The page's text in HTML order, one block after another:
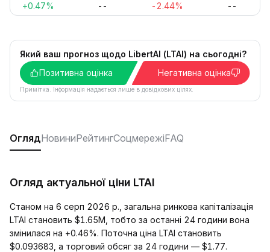
+0.47% -- -2.44% --
Який ваш прогноз щодо LibertAI (LTAI) на сьогодні?
Позитивна оцінка
Негативна оцінка
Примітка. Інформація надається лише в довідкових цілях.
ОглядНовиниРейтингСоцмережіFAQ
Огляд актуальної ціни LTAI
Станом на 6 серп 2026 р., загальна ринкова капіталізація
LTAI становить $1.65M, тобто за останні 24 години вона
змінилася на +0.46%. Поточна ціна LTAI становить
$0.093683, а торговий обсяг за 24 години — $1.77.